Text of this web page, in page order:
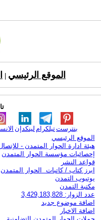
الموقع الرئيسي
لينكدإن تيلكرامبنترست
الموقع الرئيسي
هيئة ادارة الحوار المتمدن -
إحصائيات مؤسسة الحوار المتمدن
قواعد النشر
ابرز كتاب / كاتبات الحوار المتمدن
يوتيوب التمدن
مكتبة التمدن
عدد الزوار: 3,429,183,828
اضافة موضوع جديد
اضافة الاخبار